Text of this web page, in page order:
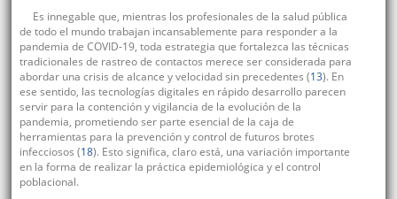
Es innegable que, mientras los profesionales de la salud pública
de todo el mundo trabajan incansablemente para responder a la
pandemia de COVID-19, toda estrategia que fortalezca las técnicas
tradicionales de rastreo de contactos merece ser considerada para
abordar una crisis de alcance y velocidad sin precedentes (13). En
ese sentido, las tecnologías digitales en rápido desarrollo parecen
servir para la contención y vigilancia de la evolución de la
pandemia, prometiendo ser parte esencial de la caja de
herramientas para la prevención y control de futuros brotes
infecciosos (18). Esto significa, claro está, una variación importante
en la forma de realizar la práctica epidemiológica y el control
poblacional.